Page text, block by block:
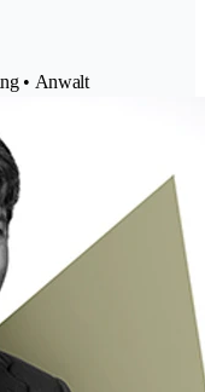
• Anwalt